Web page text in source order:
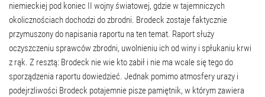
niemieckiej pod koniec II wojny światowej, gdzie w tajemniczych
okolicznościach dochodzi do zbrodni. Brodeck zostaje faktycznie
przymuszony do napisania raportu na ten temat. Raport służy
oczyszczeniu sprawców zbrodni, uwolnieniu ich od winy i spłukaniu krwi
z rąk. Z resztą: Brodeck nie wie kto zabił i nie ma wcale się tego do
sporządzenia raportu dowiedzieć. Jednak pomimo atmosfery urazy i
podejrzliwości Brodeck potajemnie pisze pamiętnik, w którym zawiera